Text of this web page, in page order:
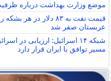
موضع وزارت بهداشت درباره ظرفیت
قیمت نفت به ۸۳ دلار
عربستان صفر شد
شبکه ۱۴ اسرائیل: ارزیابی در
مسیر توافق با ایران قرار دارد